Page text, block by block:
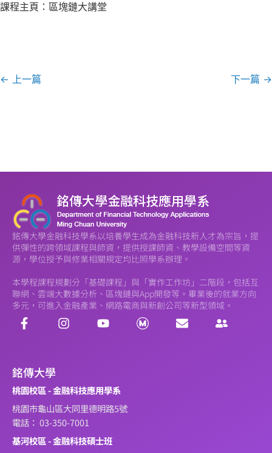
課程主頁：區塊鏈大講堂
← 上一篇 下一篇 →
銘傳大學金融科技學系以培養學生成為金融科技新人才為宗旨，提
供彈性的跨領域課程與師資，提供授課師資、教學設備空間等資
源，學位授予與修業相關規定均比照學系辦理。
本學程課程規劃分「基礎課程」與「實作工作坊」二階段，包括互
聯網、雲端大數據分析、區塊鏈與App開發等。畢業後的就業方向
多元，可進入金融產業、網路電商與新創公司等新型領域。
銘傳大學
桃園校區 - 金融科技應用學系
桃園市龜山區大同里德明路5號
電話： 03-350-7001
基河校區 - 金融科技碩士班